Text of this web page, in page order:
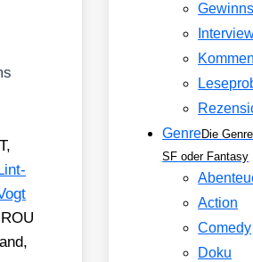
GenreDie
SF oder Fantasy
Action
Comedy
Doku